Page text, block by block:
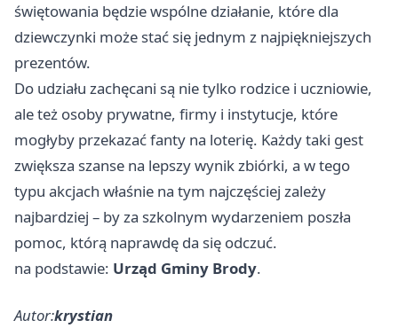
świętowania będzie wspólne działanie, które dla
dziewczynki może stać się jednym z najpiękniejszych
prezentów.
Do udziału zachęcani są nie tylko rodzice i uczniowie,
ale też osoby prywatne, firmy i instytucje, które
mogłyby przekazać fanty na loterię. Każdy taki gest
zwiększa szanse na lepszy wynik zbiórki, a w tego
typu akcjach właśnie na tym najczęściej zależy
najbardziej – by za szkolnym wydarzeniem poszła
pomoc, którą naprawdę da się odczuć.
na podstawie: Urząd Gminy Brody.
Autor:krystian